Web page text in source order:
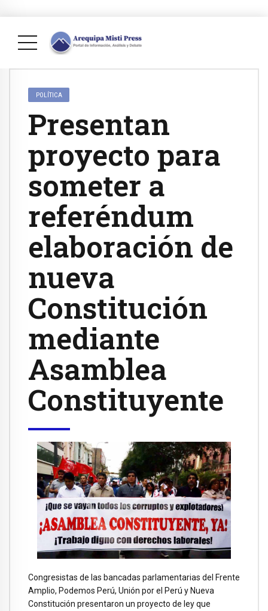
POLÍTICA
Presentan
proyecto para
someter a
referéndum
elaboración de
nueva
Constitución
mediante
Asamblea
Constituyente
Congresistas de las bancadas parlamentarias del Frente
Amplio, Podemos Perú, Unión por el Perú y Nueva
Constitución presentaron un proyecto de ley que